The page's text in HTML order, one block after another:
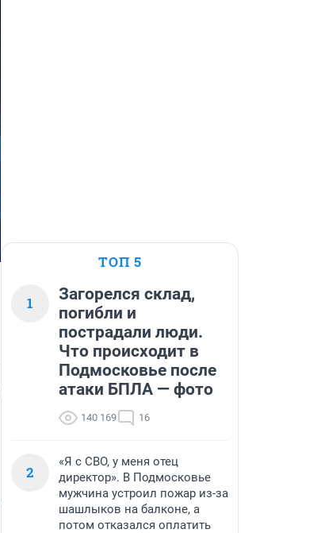
ТОП 5
1
Загорелся склад,
погибли и
пострадали люди.
Что происходит в
Подмосковье после
атаки БПЛА — фото
140 169 16
2
«Я с СВО, у меня отец
директор». В Подмосковье
мужчина устроил пожар из-за
шашлыков на балконе, а
потом отказался оплатить